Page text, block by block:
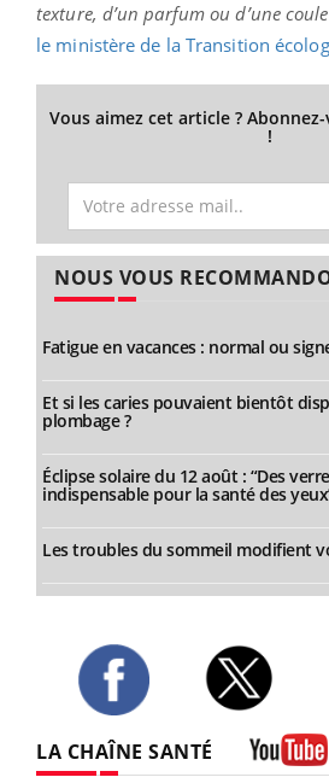
texture, d’un parfum ou d’une
le ministère de la Transition
Vous aimez cet article ?
!
NOUS VOUS
Fatigue en vacances : normal ou
Et si les caries pouvaient bientôt
plombage ?
Éclipse solaire du 12 août : “Des
indispensable pour la santé des
Les troubles du sommeil modifient
LA CHAÎNE SANTÉ